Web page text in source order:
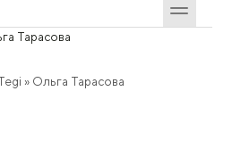
Тарасова
» Ольга Тарасова